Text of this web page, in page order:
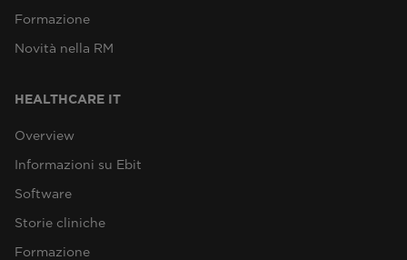
Formazione
Novità nella RM
HEALTHCARE IT
Overview
Informazioni su Ebit
Software
Storie cliniche
Formazione